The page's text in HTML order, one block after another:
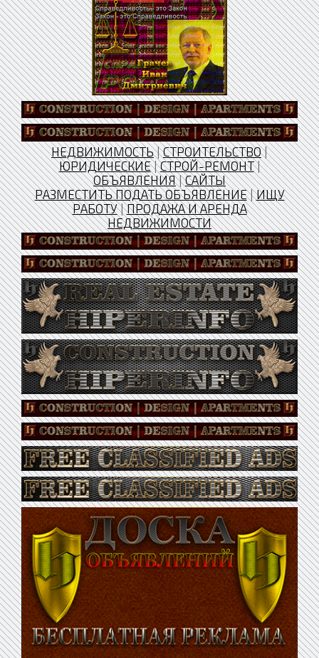
НЕДВИЖИМОСТЬ|СТРОИТЕЛЬСТВО|
ЮРИДИЧЕСКИЕ|СТРОЙ-РЕМОНТ|
ОБЪЯВЛЕНИЯ|САЙТЫ
РАЗМЕСТИТЬ ПОДАТЬ ОБЪЯВЛЕНИЕ|ИЩУ
РАБОТУ|ПРОДАЖА И АРЕНДА
НЕДВИЖИМОСТИ